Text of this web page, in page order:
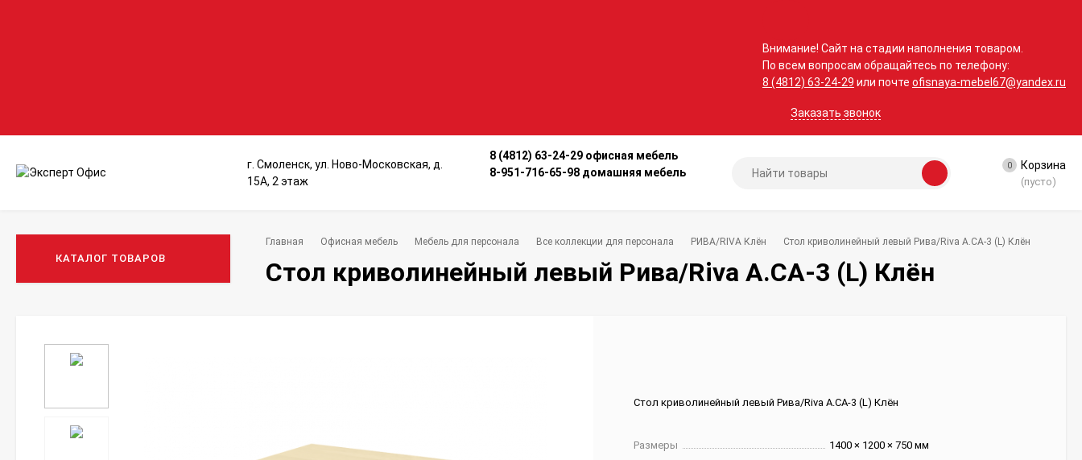
Внимание! Сайт на стадии наполнения товаром.
По всем вопросам обращайтесь по телефону:
8 (4812) 63-24-29 или почте ofisnaya-mebel67@yandex.ru
Заказать звонок
г. Смоленск, ул. Ново-Московская, д.
15А, 2 этаж
8 (4812) 63-24-29 офисная мебель
8-951-716-65-98 домашняя мебель
0 Корзина
(пусто)
КАТАЛОГ ТОВАРОВ
Главная Офисная мебель Мебель для персонала Все коллекции для персонала РИВА/RIVA Клён Стол криволинейный левый Рива/Riva А.СА-3 (L) Клён
Стол криволинейный левый Рива/Riva А.СА-3 (L) Клён
Стол криволинейный левый Рива/Riva А.СА-3 (L) Клён
Размеры
1400 × 1200 × 750 мм